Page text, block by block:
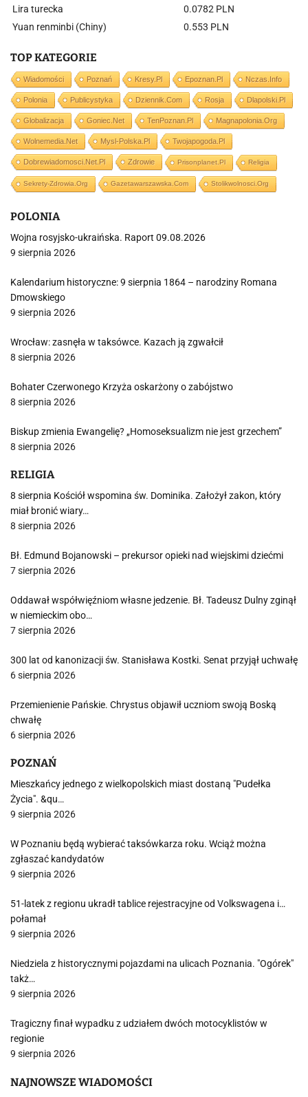
Lira turecka
0.0782 PLN
Yuan renminbi (Chiny)
0.553 PLN
TOP KATEGORIE
Wiadomości Poznań Kresy.pl Epoznan.pl Nczas.info
Polonia Publicystyka Dziennik.com Rosja Dlapolski.pl
Globalizacja Goniec.net TenPoznan.pl Magnapolonia.org
Wolnemedia.net Mysl-Polska.pl Twojapogoda.pl
Dobrewiadomosci.net.pl Zdrowie Prisonplanet.pl Religia
Sekrety-Zdrowia.org Gazetawarszawska.com Stolikwolnosci.org
POLONIA
Wojna rosyjsko-ukraińska. Raport 09.08.2026
9 sierpnia 2026
Kalendarium historyczne: 9 sierpnia 1864 – narodziny Romana
Dmowskiego
9 sierpnia 2026
Wrocław: zasnęła w taksówce. Kazach ją zgwałcił
8 sierpnia 2026
Bohater Czerwonego Krzyża oskarżony o zabójstwo
8 sierpnia 2026
Biskup zmienia Ewangelię? „Homoseksualizm nie jest grzechem”
8 sierpnia 2026
RELIGIA
8 sierpnia Kościół wspomina św. Dominika. Założył zakon, który
miał bronić wiary…
8 sierpnia 2026
Bł. Edmund Bojanowski – prekursor opieki nad wiejskimi dziećmi
7 sierpnia 2026
Oddawał współwięźniom własne jedzenie. Bł. Tadeusz Dulny zginął
w niemieckim obo…
7 sierpnia 2026
300 lat od kanonizacji św. Stanisława Kostki. Senat przyjął uchwałę
6 sierpnia 2026
Przemienienie Pańskie. Chrystus objawił uczniom swoją Boską
chwałę
6 sierpnia 2026
POZNAŃ
Mieszkańcy jednego z wielkopolskich miast dostaną "Pudełka
Życia". &qu…
9 sierpnia 2026
W Poznaniu będą wybierać taksówkarza roku. Wciąż można
zgłaszać kandydatów
9 sierpnia 2026
51-latek z regionu ukradł tablice rejestracyjne od Volkswagena i…
połamał
9 sierpnia 2026
Niedziela z historycznymi pojazdami na ulicach Poznania. "Ogórek"
takż…
9 sierpnia 2026
Tragiczny finał wypadku z udziałem dwóch motocyklistów w
regionie
9 sierpnia 2026
NAJNOWSZE WIADOMOŚCI